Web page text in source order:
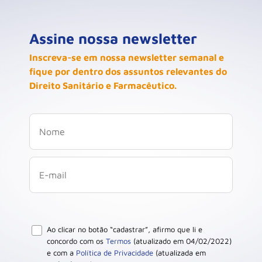
Assine nossa newsletter
Inscreva-se em nossa newsletter semanal e
fique por dentro dos assuntos relevantes do
Direito Sanitário e Farmacêutico.
Ao clicar no botão “cadastrar”, afirmo que li e
concordo com os Termos (atualizado em 04/02/2022)
e com a Política de Privacidade (atualizada em